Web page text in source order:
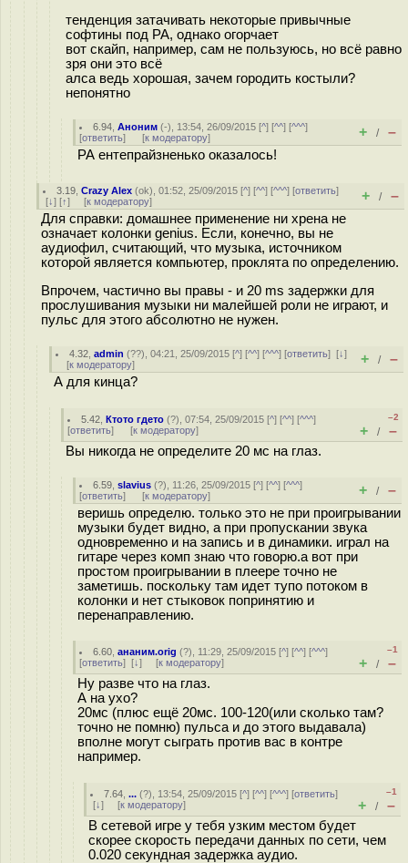
тенденция затачивать некоторые привычные
софтины под РА, однако огорчает
вот скайп, например, сам не пользуюсь, но всё равно
зря они это всё
алса ведь хорошая, зачем городить костыли?
непонятно
6.94 ,Аноним (-), 13:54, 26/09/2015 [^] [^^] [^^^]
[ответить] [к модератору] + / –
РА ентепрайзненько оказалось!
3.19 ,Crazy Alex (ok), 01:52, 25/09/2015 [^] [^^] [^^^] [ответить]
[↓] [↑] [к модератору] + / –
Для справки: домашнее применение ни хрена не
означает колонки genius. Если, конечно, вы не
аудиофил, считающий, что музыка, источником
которой является компьютер, проклята по определению.
Впрочем, частично вы правы - и 20 ms задержки для
прослушивания музыки ни малейшей роли не играют, и
пульс для этого абсолютно не нужен.
4.32 ,admin (??), 04:21, 25/09/2015 [^] [^^] [^^^] [ответить][↓]
[к модератору] + / –
А для кинца?
5.42 ,Ктото гдето (?), 07:54, 25/09/2015 [^] [^^] [^^^]
[ответить] [к модератору]
–2
+ / –
Вы никогда не определите 20 мс на глаз.
6.59 ,slavius (?), 11:26, 25/09/2015 [^] [^^] [^^^]
[ответить] [к модератору] + / –
веришь определю. только это не при проигрывании
музыки будет видно, а при пропускании звука
одновременно и на запись и в динамики. играл на
гитаре через комп знаю что говорю.а вот при
простом проигрывании в плеере точно не
заметишь. поскольку там идет тупо потоком в
колонки и нет стыковок попринятию и
перенаправлению.
6.60 ,ананим.orig (?), 11:29, 25/09/2015 [^] [^^] [^^^]
[ответить] [↓] [к модератору]
–1
+ / –
Ну разве что на глаз.
А на ухо?
20мс (плюс ещё 20мс. 100-120(или сколько там?
точно не помню) пульса и до этого выдавала)
вполне могут сыграть против вас в контре
например.
7.64 ,... (?), 13:54, 25/09/2015 [^] [^^] [^^^] [ответить]
[↓] [к модератору]
–1
+ / –
В сетевой игре у тебя узким местом будет
скорее скорость передачи данных по сети, чем
0.020 секундная задержка аудио.